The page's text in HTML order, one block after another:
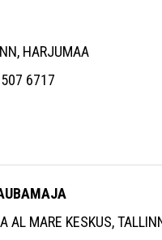
HARJUMAA
6717
AL MARE KESKUS,